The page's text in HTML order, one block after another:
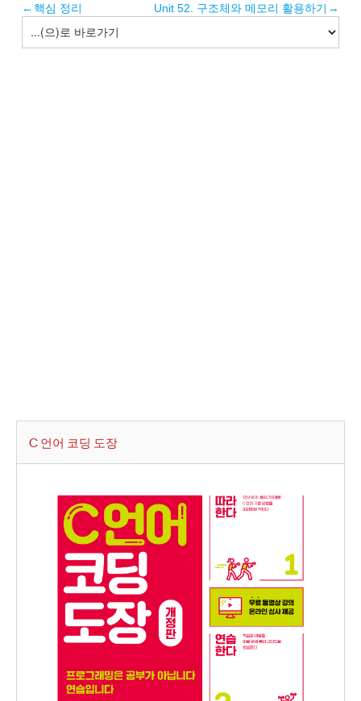
← 핵심 정리 Unit 52. 구조체와 메모리 활용하기 →
C 언어 코딩 도장